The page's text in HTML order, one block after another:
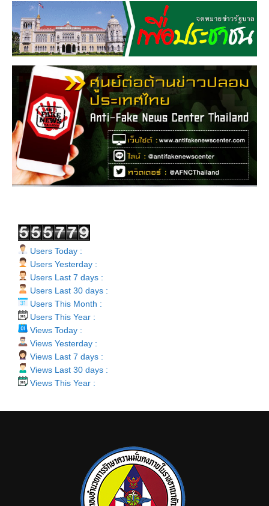
Users Today :
Users Yesterday :
Users Last 7 days :
Users Last 30 days :
Users This Month :
Users This Year :
Views Today :
Views Yesterday :
Views Last 7 days :
Views Last 30 days :
Views This Year :